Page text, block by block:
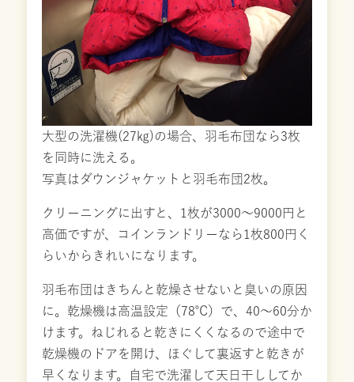
大型の洗濯機(27㎏)の場合、羽毛布団なら3枚
を同時に洗える。
写真はダウンジャケットと羽毛布団2枚。
クリーニングに出すと、1枚が3000～9000円と
高価ですが、コインランドリーなら1枚800円く
らいからきれいになります。
羽毛布団はきちんと乾燥させないと臭いの原因
に。乾燥機は高温設定（78℃）で、40～60分か
けます。ねじれると乾きにくくなるので途中で
乾燥機のドアを開け、ほぐして裏返すと乾きが
早くなります。自宅で洗濯して天日干ししてか